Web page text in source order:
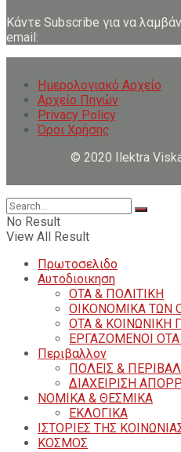
Κάντε Subscribe για να
email:
Ημερολογιακό Αρχείο
Αρχείο Πηγών
Privacy Policy
Όροι Χρήσης
© 2020 Ilektra
No Result
View All Result
Πρωτοσελιδο
Αυτοδιοικηση
ΟΤΑ & ΠΟΛΙΤΙΚΗ
ΟΙΚΟΝΟΜΙΚΑ ΤΩΝ
ΟΤΑ & ΚΟΙΝΩΝΙΚΗ
ΕΡΓΑΖΟΜΕΝΟΙ
Περιβαλλον
ΠΟΛΕΙΣ &
ΔΙΑΧΕΙΡΙΣΗ
ΝΟΜΙΚΑ & ΘΕΣΜΙΚΑ
ΕΚΛΟΓΙΚΑ
ΙΣΤΟΡΙΕΣ ΤΗΣ
ΚΟΣΜΟΣ